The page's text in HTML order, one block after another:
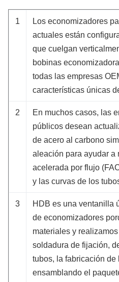
1
Los economizadores
actuales están
que cuelgan
bobinas
todas las empresas
características únicas
2
En muchos casos, las
públicos desean
de acero al carbono
aleación para ayudar a
acelerada por flujo
y las curvas de los
3
HDB es una ventanilla
de economizadores
materiales y
soldadura de fijación,
tubos, la fabricación de
ensamblando el